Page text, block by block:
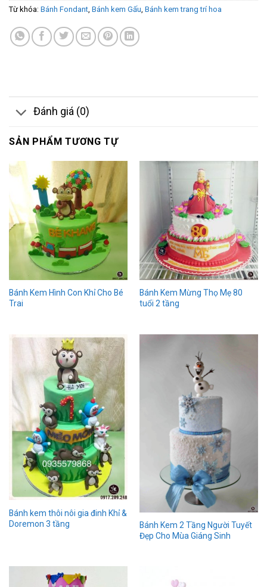
Từ khóa: Bánh Fondant, Bánh kem Gấu, Bánh kem trang trí hoa
Đánh giá (0)
SẢN PHẨM TƯƠNG TỰ
Bánh Kem Hình Con Khỉ Cho Bé
Trai
Bánh Kem Mừng Thọ Mẹ 80
tuổi 2 tầng
Bánh kem thôi nôi gia đinh Khỉ &
Doremon 3 tầng
Bánh Kem 2 Tầng Người Tuyết
Đẹp Cho Mùa Giáng Sinh